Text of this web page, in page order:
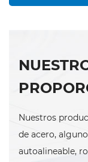
Nuestros
de acero,
autoalineable,